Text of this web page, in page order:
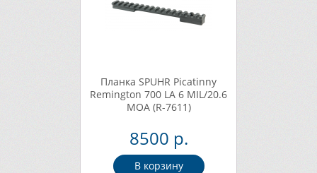
Планка SPUHR Picatinny
Remington 700 LA 6 MIL/20.6
MOA (R-7611)
8500 р.
В корзину